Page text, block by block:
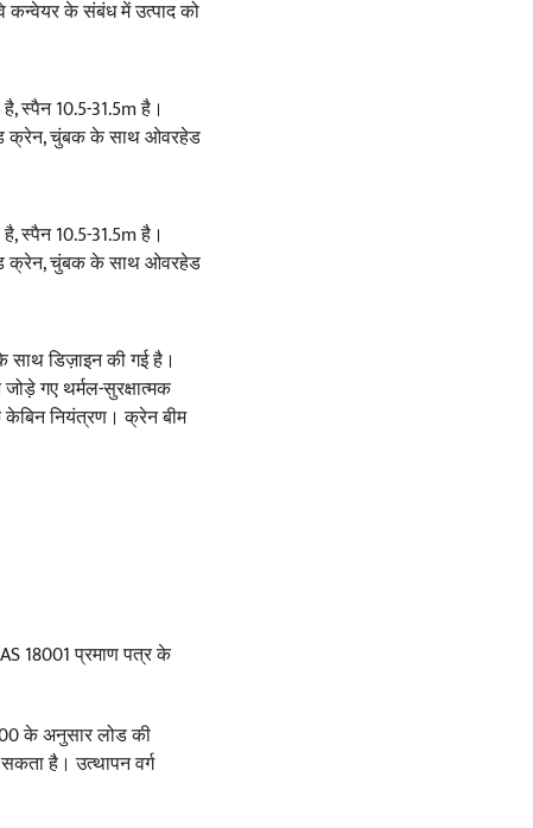
कन्वेयर के संबंध में उत्पाद को
स्पैन 10.5-31.5m है।
क्रेन, चुंबक के साथ ओवरहेड
स्पैन 10.5-31.5m है।
क्रेन, चुंबक के साथ ओवरहेड
साथ डिज़ाइन की गई है।
गए थर्मल-सुरक्षात्मक
नियंत्रण। क्रेन बीम
18001 प्रमाण पत्र के
के अनुसार लोड की
है। उत्थापन वर्ग